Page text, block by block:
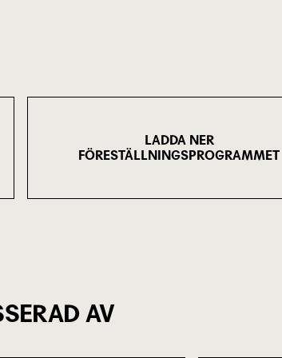
LADDA NER
FÖRESTÄLLNINGSPROGRAMMET
AV